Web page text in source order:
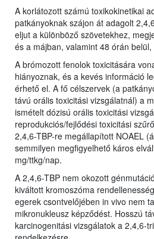
A korlátozott számú toxikokinetikai
patkányoknak szájon át adagolt
eljut a különböző szövetekhez,
és a májban, valamint 48 órán
A brómozott fenolok toxicitására
hiányoznak, és a kevés információ
érhető el. A fő célszervek (a
távú orális toxicitási vizsgálatnál) a
ismételt dózisú orális toxicitási
reprodukciós/fejlődési toxicitási
2,4,6-TBP-re megállapított NOAEL
semmilyen megfigyelhető káros
mg/ttkg/nap.
A 2,4,6-TBP nem okozott
kiváltott kromoszóma
egerek csontvelőjében in vivo nem
mikronukleusz képződést. Hosszú
karcinogenitási vizsgálatok a 2,4,6-